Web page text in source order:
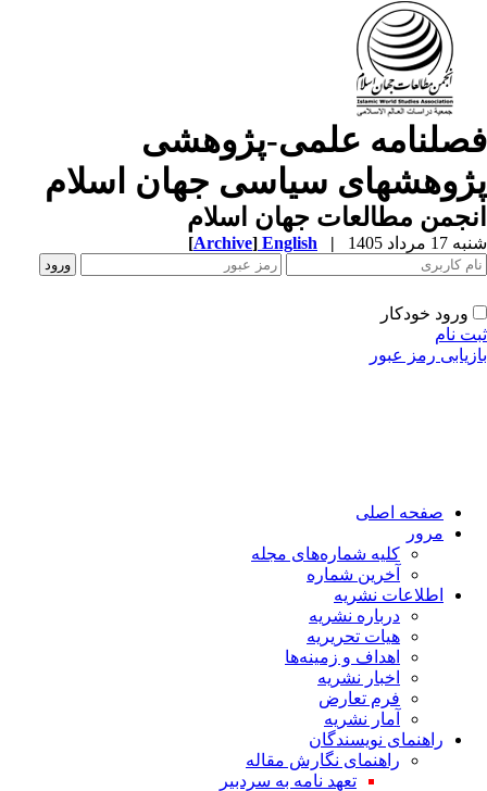
علمی-پژوهشی
سیاسی جهان اسلام
مطالعات جهان اسلام
مرداد 1405 |
English
[Archive]
ورود خودکار
نام
رمز عبور
صفحه اصلی
مرور
کلیه شماره‌های مجله
آخرین شماره
اطلاعات نشریه
درباره نشریه
هیات تحریریه
اهداف و زمینه‌ها
اخبار نشریه
فرم تعارض
آمار نشریه
راهنمای نویسندگان
راهنمای نگارش مقاله
تعهد نامه به سردبیر